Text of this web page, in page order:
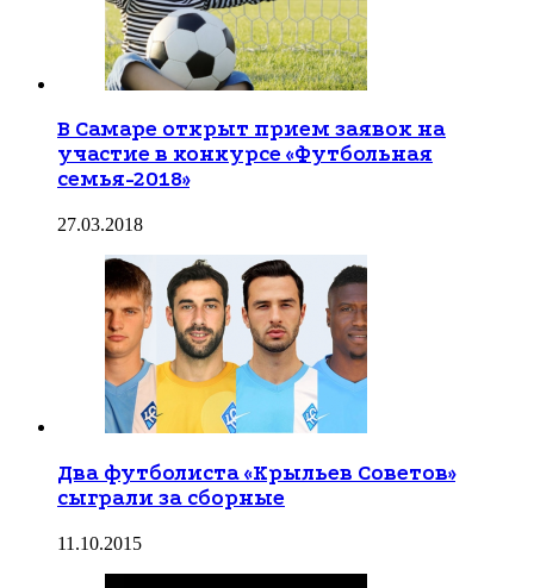
В Самаре открыт прием заявок на
участие в конкурсе «Футбольная
семья-2018»
27.03.2018
Два футболиста «Крыльев Советов»
сыграли за сборные
11.10.2015